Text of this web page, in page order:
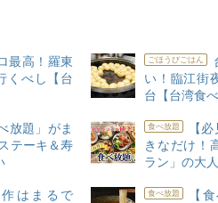
最高！羅東
くべし【台
ごほうびごはん
い！臨江街
台【台湾食
放題」がま
テーキ＆寿
食べ放題
【
きなだけ！
ラン」の大
はまるで
食べ放題
【